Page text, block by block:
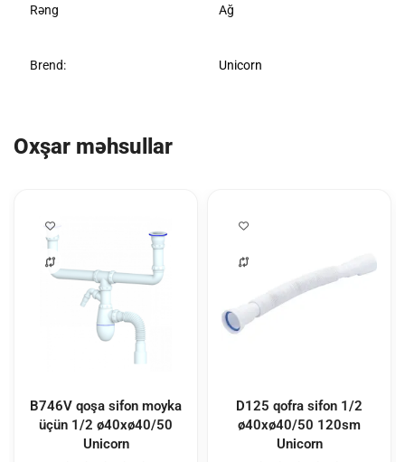
Rəng Ağ
Brend: Unicorn
Oxşar məhsullar
B746V qoşa sifon moyka
üçün 1/2 ø40xø40/50
Unicorn
D125 qofra sifon 1/2
ø40xø40/50 120sm
Unicorn